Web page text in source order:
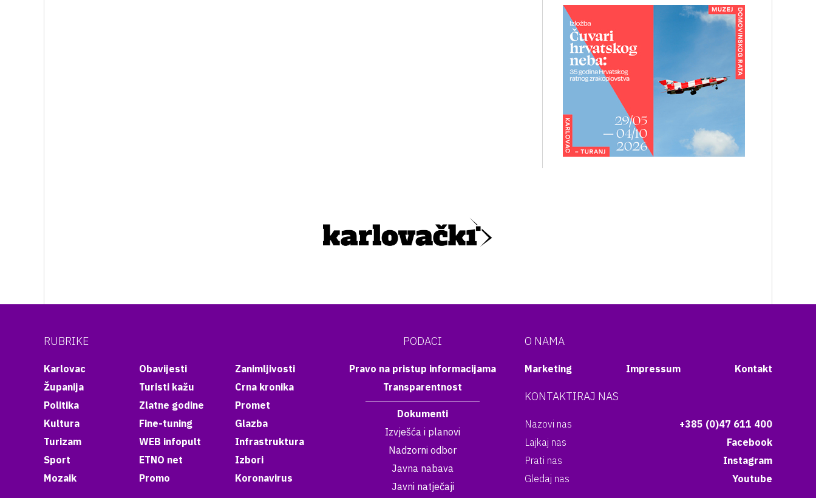
RUBRIKE
Karlovac
Županija
Politika
Kultura
Turizam
Sport
Mozaik
Obavijesti
Turisti kažu
Zlatne godine
Fine-tuning
WEB infopult
ETNO net
Promo
Zanimljivosti
Crna kronika
Promet
Glazba
Infrastruktura
Izbori
Koronavirus
PODACI
Pravo na pristup informacijama
Transparentnost
Dokumenti
Izvješća i planovi
Nadzorni odbor
Javna nabava
Javni natječaji
O NAMA
Marketing Impressum Kontakt
KONTAKTIRAJ NAS
Nazovi nas
+385 (0)47 611 400
Lajkaj nas
Facebook
Prati nas
Instagram
Gledaj nas
Youtube